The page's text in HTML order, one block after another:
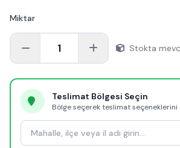
Miktar
1 Stokta
Teslimat Bölgesi Seçin
Bölge seçerek teslimat seçeneklerini